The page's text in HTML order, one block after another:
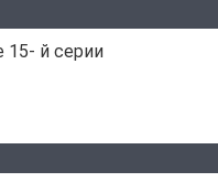
15- й серии